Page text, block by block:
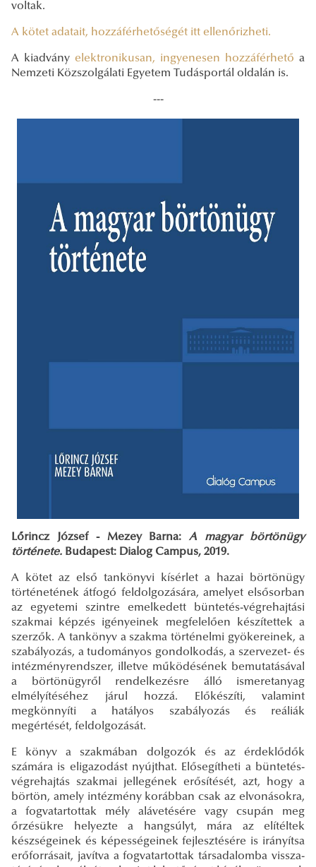
voltak.
A kötet adatait, hozzáférhetőségét itt ellenőrizheti.
A kiadvány elektronikusan, ingyenesen hozzáférhető a
Nemzeti Közszolgálati Egyetem Tudásportál oldalán is.
---
Lőrincz József - Mezey Barna:A magyar börtönügy
története. Budapest: Dialog Campus, 2019.
A kötet az első tankönyvi kísérlet a hazai börtönügy
történetének átfogó feldolgozására, amelyet elsősorban
az egyetemi szintre emelkedett büntetés-végrehajtási
szakmai képzés igényeinek megfelelően készítettek a
szerzők. A tankönyv a szakma történelmi gyökereinek, a
szabályozás, a tudományos gondolkodás, a szervezet- és
intézményrendszer, illetve működésének bemutatásával
a börtönügyről rendelkezésre álló ismeretanyag
elmélyítéséhez járul hozzá. Előkészíti, valamint
megkönnyíti a hatályos szabályozás és reáliák
megértését, feldolgozását.
E könyv a szakmában dolgozók és az érdeklődők
számára is eligazodást nyújthat. Elősegítheti a büntetés-
végrehajtás szakmai jellegének erősítését, azt, hogy a
börtön, amely intézmény korábban csak az elvonásokra,
a fogvatartottak mély alávetésére vagy csupán meg
őrzésükre helyezte a hangsúlyt, mára az elítéltek
készségeinek és képességeinek fejlesztésére is irányítsa
erőforrásait, javítva a fogvatartottak társadalomba vissza-